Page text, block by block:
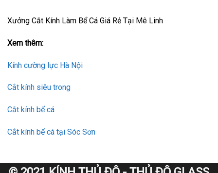
Xưởng Cắt Kính Làm Bể Cá Giá Rẻ Tại Mê Linh
Xem thêm:
Kính cường lực Hà Nội
Cắt kính siêu trong
Cắt kính bể cá
Cắt kính bể cá tại Sóc Sơn